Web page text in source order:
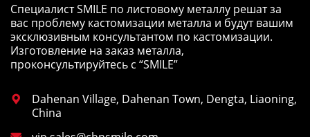
Специалист SMILE по листовому металлу решат за
вас проблему кастомизации металла и будут вашим
эксклюзивным консультантом по кастомизации.
Изготовление на заказ металла,
проконсультируйтесь с “SMILE”

Dahenan Village, Dahenan Town, Dengta, Liaoning,
China